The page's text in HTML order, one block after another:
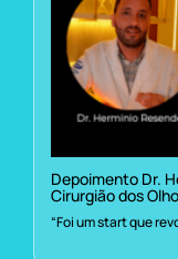
Depoimento Dr.
Cirurgião dos
“Foi um start que